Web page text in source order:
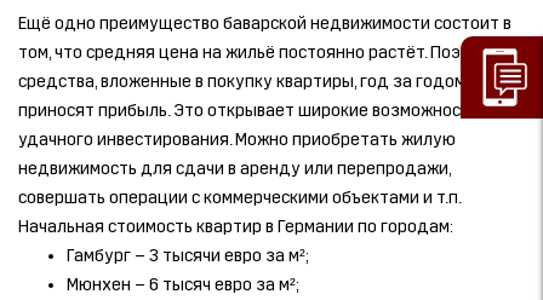
Ещё одно преимущество баварской недвижимости состоит в
том, что средняя цена на жильё постоянно растёт. Поэтому
средства, вложенные в покупку квартиры, год за годом
приносят прибыль. Это открывает широкие возможности для
удачного инвестирования. Можно приобретать жилую
недвижимость для сдачи в аренду или перепродажи,
совершать операции с коммерческими объектами и т.п.
Начальная стоимость квартир в Германии по городам:
Гамбург – 3 тысячи евро за м²;
Мюнхен – 6 тысяч евро за м²;